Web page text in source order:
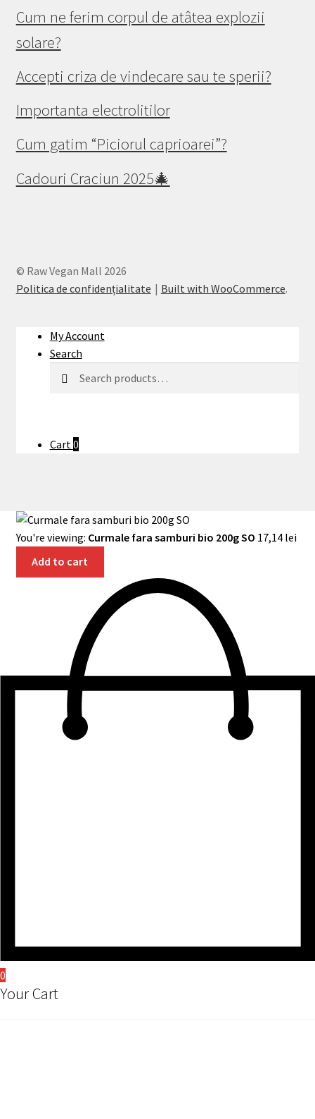
Cum ne ferim corpul de atâtea explozii
solare?
Accepti criza de vindecare sau te sperii?
Importanta electrolitilor
Cum gatim “Piciorul caprioarei”?
Cadouri Craciun 2025🎄
© Raw Vegan Mall 2026
Politica de confidențialitate
Built with WooCommerce.
My Account
Search
for:
Cart 0
You're viewing: Curmale fara samburi bio 200g SO 17,14 lei
Add to cart
0
Your Cart